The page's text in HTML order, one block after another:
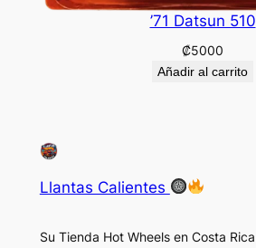
’71 Datsun 510
₡5000
Añadir al carrito
Llantas Calientes
Su Tienda Hot Wheels en Costa Rica